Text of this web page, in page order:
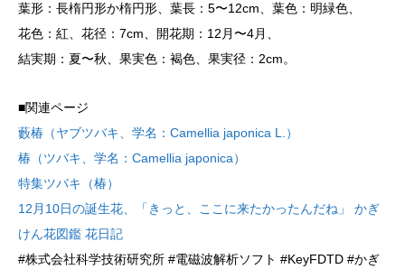
葉形：長楕円形か楕円形、葉長：5〜12cm、葉色：明緑色、
花色：紅、花径：7cm、開花期：12月〜4月、
結実期：夏〜秋、果実色：褐色、果実径：2cm。
■関連ページ
藪椿（ヤブツバキ、学名：Camellia japonica L.）
椿（ツバキ、学名：Camellia japonica）
特集ツバキ（椿）
12月10日の誕生花、「きっと、ここに来たかったんだね」 かぎ
けん花図鑑 花日記
#株式会社科学技術研究所 #電磁波解析ソフト #KeyFDTD #かぎ